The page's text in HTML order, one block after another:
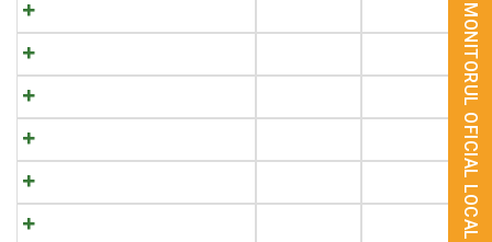
MONITORUL OFICIAL LOCAL